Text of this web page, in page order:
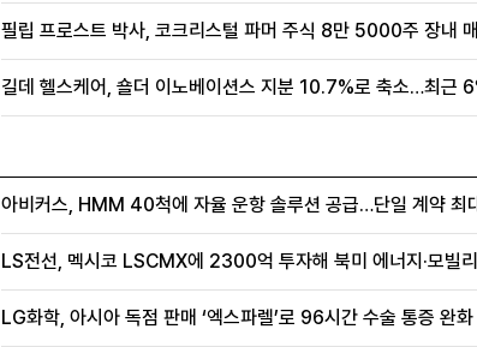
필립 프로스트 박사, 코크리스털 파머 주식 8만 5000주 장내
길데 헬스케어, 숄더 이노베이션스 지분 10.7%로 축소…최근
아비커스, HMM 40척에 자율 운항 솔루션 공급…단일 계약 최
LS전선, 멕시코 LSCMX에 2300억 투자해 북미 에너지·모빌
LG화학, 아시아 독점 판매 ‘엑스파렐’로 96시간 수술 통증 완화